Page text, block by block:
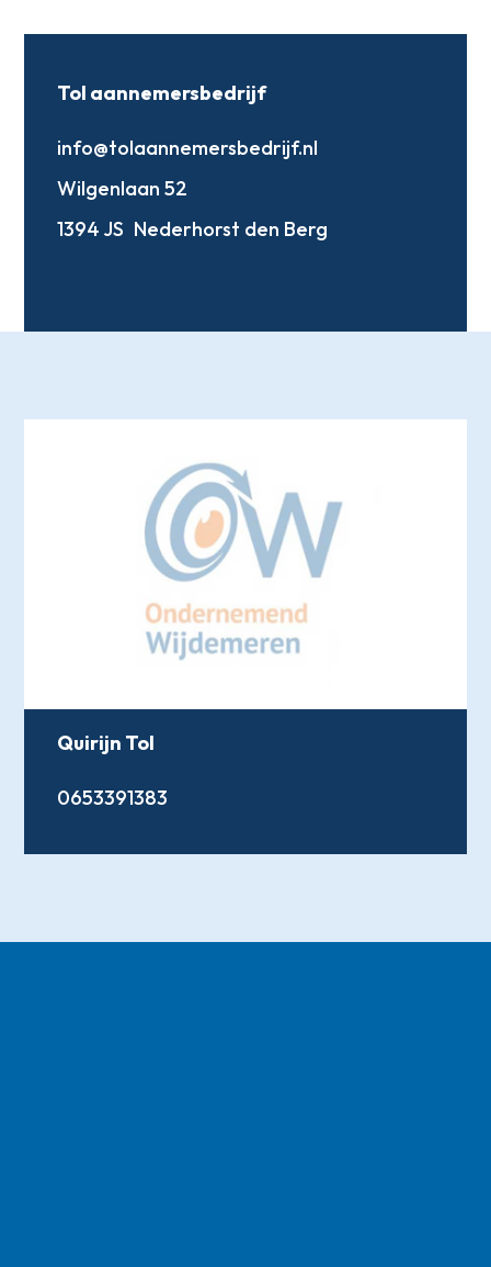
Tol aannemersbedrijf
info@tolaannemersbedrijf.nl
Wilgenlaan 52
1394 JS Nederhorst den Berg
Quirijn Tol
0653391383